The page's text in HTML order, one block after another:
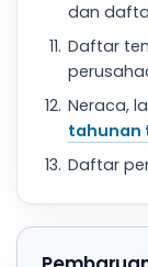
dan
Daftar
Neraca,
tahunan
Daftar